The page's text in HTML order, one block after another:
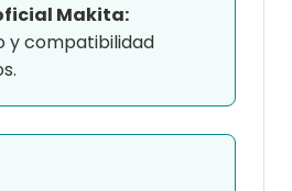
Makita:
y compatibilidad